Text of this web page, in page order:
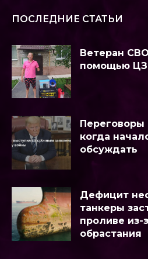
ПОСЛЕДНИЕ СТАТЬИ
Ветеран
помощью
когда
обсуждать
Дефицит
танкеры
проливе из-
обрастания